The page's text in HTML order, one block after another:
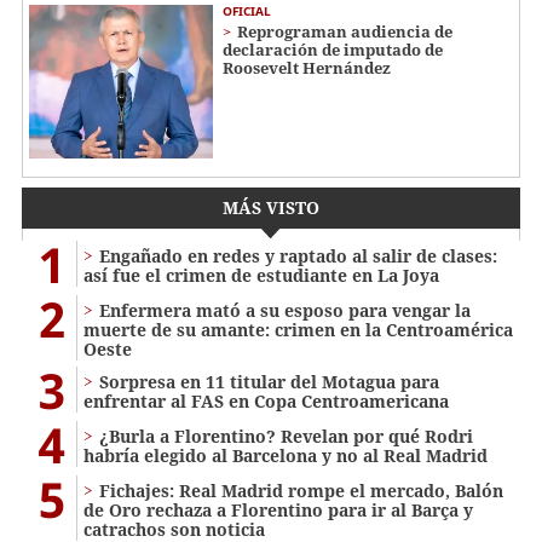
OFICIAL
Reprograman audiencia de
declaración de imputado de
Roosevelt Hernández
MÁS VISTO
1
Engañado en redes y raptado al salir de clases:
así fue el crimen de estudiante en La Joya
2
Enfermera mató a su esposo para vengar la
muerte de su amante: crimen en la Centroamérica
Oeste
3
Sorpresa en 11 titular del Motagua para
enfrentar al FAS en Copa Centroamericana
4
¿Burla a Florentino? Revelan por qué Rodri
habría elegido al Barcelona y no al Real Madrid
5
Fichajes: Real Madrid rompe el mercado, Balón
de Oro rechaza a Florentino para ir al Barça y
catrachos son noticia